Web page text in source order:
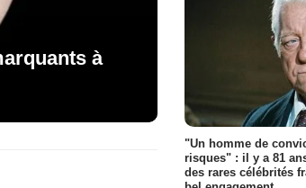
à
"Un homme de
risques" : il y a 81
des rares célébrités